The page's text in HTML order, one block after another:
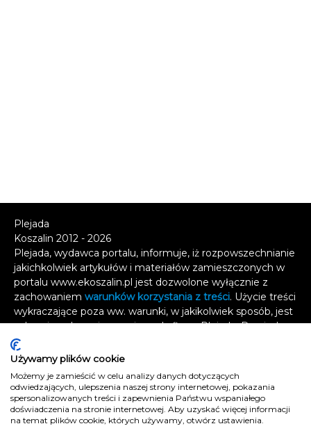
Plejada
Koszalin 2012 - 2026
Plejada, wydawca portalu, informuje, iż rozpowszechnianie
jakichkolwiek artykułów i materiałów zamieszczonych w
portalu www.ekoszalin.pl jest dozwolone wyłącznie z
zachowaniem warunków korzystania z treści. Użycie treści
wykraczające poza ww. warunki, w jakikolwiek sposób, jest
zabronione bez pisemnej zgody firmy Plejada. Dowiedz
się, w jaki sposób możesz uzyskać
wykorzystanie treści.
Naruszenie tych zasad jest łamaniem prawa i grozi
odpowiedzialnością karną.
Wszelkie prawa zastrzeżone.
Używamy plików cookie
Możemy je zamieścić w celu analizy danych dotyczących
odwiedzających, ulepszenia naszej strony internetowej, pokazania
spersonalizowanych treści i zapewnienia Państwu wspaniałego
doświadczenia na stronie internetowej. Aby uzyskać więcej informacji
na temat plików cookie, których używamy, otwórz ustawienia.